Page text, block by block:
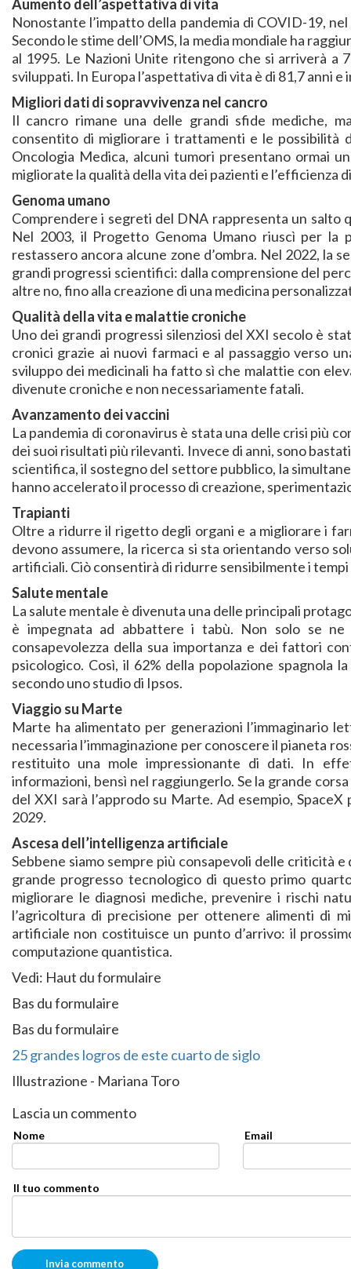
Aumento dell’aspettativa di vita
Nonostante l’impatto della pandemia di COVID-19,
Secondo le stime dell’OMS, la media mondiale ha
al 1995. Le Nazioni Unite ritengono che si arriverà a
sviluppati. In Europa l’aspettativa di vita è di 81,7 anni e
Migliori dati di sopravvivenza nel cancro
Il cancro rimane una delle grandi sfide mediche,
consentito di migliorare i trattamenti e le possibilità
Oncologia Medica, alcuni tumori presentano ormai
migliorate la qualità della vita dei pazienti e l’efficienza
Genoma umano
Comprendere i segreti del DNA rappresenta un salto
Nel 2003, il Progetto Genoma Umano riuscì per la
restassero ancora alcune zone d’ombra. Nel 2022, la
grandi progressi scientifici: dalla comprensione del
altre no, fino alla creazione di una medicina
Qualità della vita e malattie croniche
Uno dei grandi progressi silenziosi del XXI secolo è
cronici grazie ai nuovi farmaci e al passaggio verso
sviluppo dei medicinali ha fatto sì che malattie con
divenute croniche e non necessariamente fatali.
Avanzamento dei vaccini
La pandemia di coronavirus è stata una delle crisi più
dei suoi risultati più rilevanti. Invece di anni, sono
scientifica, il sostegno del settore pubblico, la
hanno accelerato il processo di creazione,
Trapianti
Oltre a ridurre il rigetto degli organi e a migliorare i
devono assumere, la ricerca si sta orientando verso
artificiali. Ciò consentirà di ridurre sensibilmente i
Salute mentale
La salute mentale è divenuta una delle principali
è impegnata ad abbattere i tabù. Non solo se
consapevolezza della sua importanza e dei fattori
psicologico. Così, il 62% della popolazione spagnola
secondo uno studio di Ipsos.
Viaggio su Marte
Marte ha alimentato per generazioni l’immaginario
necessaria l’immaginazione per conoscere il pianeta
restituito una mole impressionante di dati. In
informazioni, bensì nel raggiungerlo. Se la grande
del XXI sarà l’approdo su Marte. Ad esempio,
2029.
Ascesa dell’intelligenza artificiale
Sebbene siamo sempre più consapevoli delle criticità
grande progresso tecnologico di questo primo
migliorare le diagnosi mediche, prevenire i rischi
l’agricoltura di precisione per ottenere alimenti di
artificiale non costituisce un punto d’arrivo: il
computazione quantistica.
Vedi: Haut du formulaire
Bas du formulaire
Bas du formulaire
25 grandes logros de este cuarto de siglo
Illustrazione - Mariana Toro
Lascia un commento
Nome Email
Il tuo commento